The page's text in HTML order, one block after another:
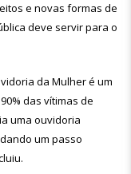
e novas formas de
deve servir para o
da Mulher é um
das vítimas de
uma ouvidoria
um passo